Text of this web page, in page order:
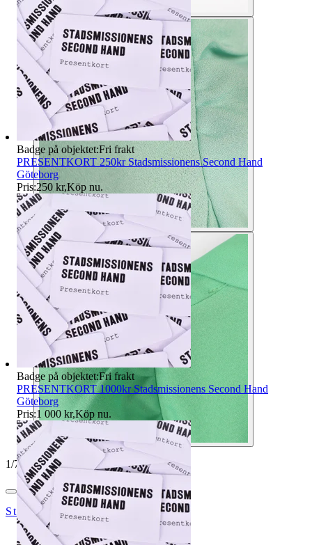
1/7
StadsmissionensSecondhandGbg
Badge på objektet:Fri frakt
PRESENTKORT 250kr Stadsmissionens Second Hand
Göteborg
Pris:250 kr,Köp nu.
Badge på objektet:Fri frakt
PRESENTKORT 1000kr Stadsmissionens Second Hand
Göteborg
Pris:1 000 kr,Köp nu.